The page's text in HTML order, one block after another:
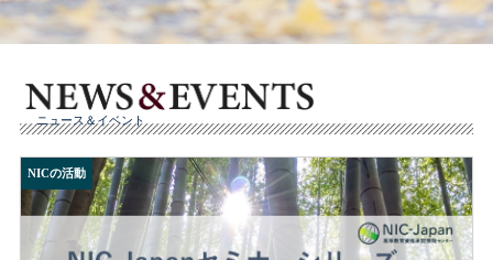
ニュース＆イベント
NICの活動